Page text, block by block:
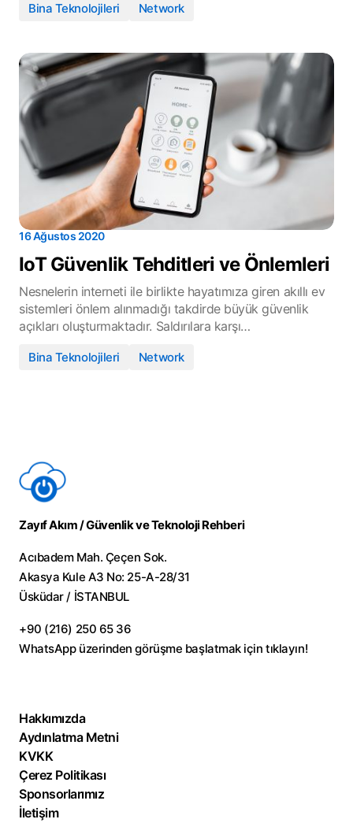
Bina Teknolojileri Network
16 Ağustos 2020
IoT Güvenlik Tehditleri ve Önlemleri
Nesnelerin interneti ile birlikte hayatımıza giren akıllı ev
sistemleri önlem alınmadığı takdirde büyük güvenlik
açıkları oluşturmaktadır. Saldırılara karşı…
Bina Teknolojileri Network
Zayıf Akım / Güvenlik ve Teknoloji Rehberi
Acıbadem Mah. Çeçen Sok.
Akasya Kule A3 No: 25-A-28/31
Üsküdar / İSTANBUL
+90 (216) 250 65 36
WhatsApp üzerinden görüşme başlatmak içintıklayın!
Hakkımızda
Aydınlatma Metni
KVKK
Çerez Politikası
Sponsorlarımız
İletişim